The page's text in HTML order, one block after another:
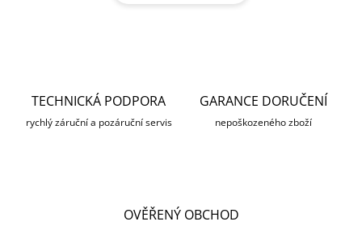
TECHNICKÁ PODPORA
rychlý záruční a pozáruční servis
GARANCE DORUČENÍ
nepoškozeného zboží
OVĚŘENÝ OBCHOD